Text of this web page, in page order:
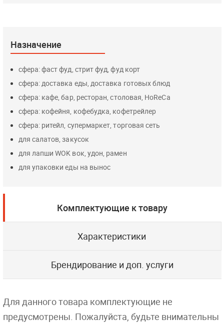
Назначение
сфера: фаст фуд, стрит фуд, фуд корт
сфера: доставка еды, доставка готовых блюд
сфера: кафе, бар, ресторан, столовая, HoReCa
сфера: кофейня, кофебудка, кофетрейлер
сфера: ритейл, супермаркет, торговая сеть
для салатов, закусок
для лапши WOK вок, удон, рамен
для упаковки еды на вынос
Комплектующие к товару
Характеристики
Брендирование и доп. услуги
Для данного товара комплектующие не
предусмотрены. Пожалуйста, будьте внимательны